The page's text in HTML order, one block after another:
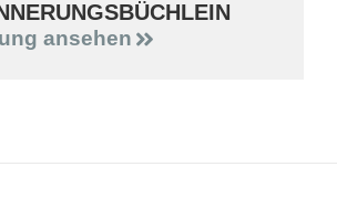
ansehen